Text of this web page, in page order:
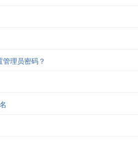
理员密码？